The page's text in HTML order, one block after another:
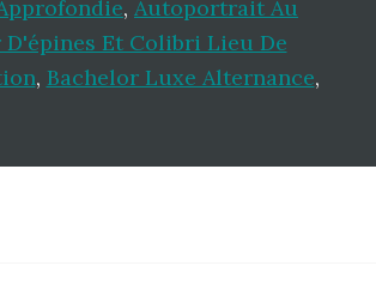
, Autoportrait Au
Et Colibri Lieu De
, Bachelor Luxe Alternance,